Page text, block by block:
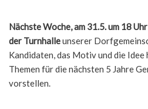
Nächste Woche, am 31.5. um 18
der Turnhalleunserer
Kandidaten, das Motiv und die Idee
Themen für die nächsten 5 Jahre
vorstellen.